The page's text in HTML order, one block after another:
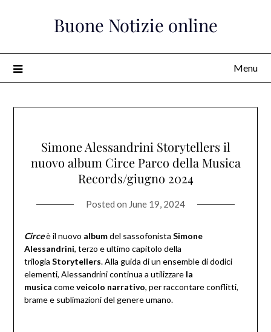
Buone Notizie online
Menu
Simone Alessandrini Storytellers il
nuovo album Circe Parco della Musica
Records/giugno 2024
Posted on June 19, 2024
Circeè il nuovo albumdel sassofonista Simone
Alessandrini, terzo e ultimo capitolo della
trilogia Storytellers. Alla guida di un ensemble di dodici
elementi, Alessandrini continua a utilizzarela
musica comeveicolo narrativo, per raccontare conflitti,
brame e sublimazioni del genere umano.